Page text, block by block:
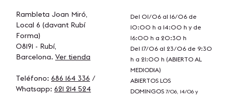
Rambleta Joan Miró,
Local 6 (davant Rubí
Forma)
08191 - Rubí,
Barcelona. Ver tienda
Teléfono: 686 164 336 /
Whatsapp: 621 214 524
Del 01/06 al 16/06 de
10:00 h a 14:00 h y de
16:00 h a 20:30 h
Del 17/06 al 23/06 de 9:30
h a 21:00 h (ABIERTO AL
MEDIODIA)
ABIERTOS LOS
DOMINGOS 7/06, 14/06 y